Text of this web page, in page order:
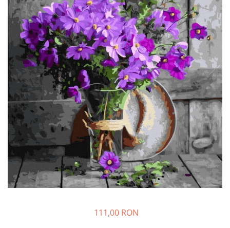
111,00 RON